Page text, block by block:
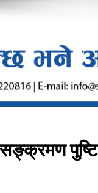
पुष्टि